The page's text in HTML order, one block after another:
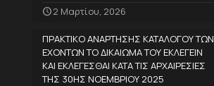
2 Μαρτίου, 2026
ΠΡΑΚΤΙΚΟ ΑΝΑΡΤΗΣΗΣ ΚΑΤΑΛΟΓΟΥ ΤΩΝ
ΕΧΟΝΤΩΝ ΤΟ ΔΙΚΑΙΩΜΑ ΤΟΥ ΕΚΛΕΓΕΙΝ
ΚΑΙ ΕΚΛΕΓΕΣΘΑΙ ΚΑΤΑ ΤΙΣ ΑΡΧΑΙΡΕΣΙΕΣ
ΤΗΣ 30ΗΣ ΝΟΕΜΒΡΙΟΥ 2025